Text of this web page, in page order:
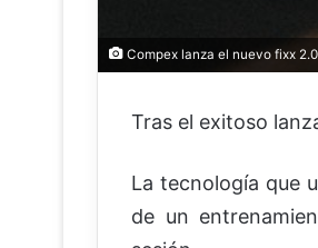
Compex lanza el nuevo fixx 2.0
Tras el exitoso
La tecnología que
de un